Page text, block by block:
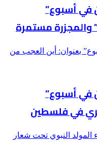
في أسبوع”
والمجزرة مستمرة
بعنوان: أين العجب من
في أسبوع”
في فلسطين
المولد النبوي تحت شعار